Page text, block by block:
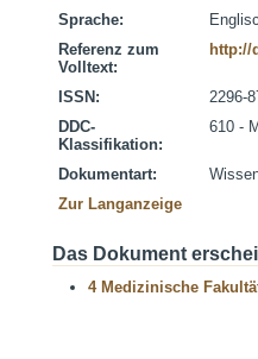
Sprache:
Referenz zum
Volltext:
http://
ISSN:
2296-
DDC-
Klassifikation:
610 -
Dokumentart:
Zur Langanzeige
Das Dokument
4 Medizinische